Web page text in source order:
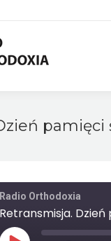
pamięci
Radio Orthodoxia
Retransmisja.